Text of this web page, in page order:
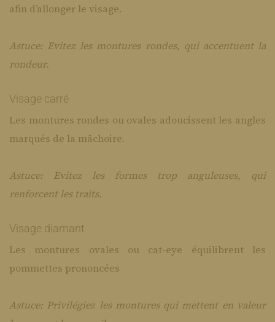
afin d’allonger le visage.
Astuce: Evitez les montures rondes, qui accentuent la
rondeur.
Visage carré
Les montures rondes ou ovales adoucissent les angles
marqués de la mâchoire.
Astuce: Evitez les formes trop anguleuses, qui
renforcent les traits.
Visage diamant
Les montures ovales ou cat-eye équilibrent les
pommettes prononcées
Astuce: Privilégiez les montures qui mettent en valeur